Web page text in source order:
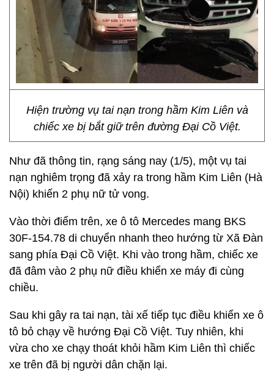
Hiện trường vụ tai nạn trong hầm Kim Liên và
chiếc xe bị bắt giữ trên đường Đại Cồ Việt.
Như đã thông tin, rạng sáng nay (1/5), một vụ tai
nạn nghiêm trọng đã xảy ra trong hầm Kim Liên (Hà
Nội) khiến 2 phụ nữ tử vong.
Vào thời điểm trên, xe ô tô Mercedes mang BKS
30F-154.78 di chuyển nhanh theo hướng từ Xã Đàn
sang phía Đại Cồ Việt. Khi vào trong hầm, chiếc xe
đã đâm vào 2 phụ nữ điều khiển xe máy đi cùng
chiều.
Sau khi gây ra tai nạn, tài xế tiếp tục điều khiển xe ô
tô bỏ chạy về hướng Đại Cồ Việt. Tuy nhiên, khi
vừa cho xe chạy thoát khỏi hầm Kim Liên thì chiếc
xe trên đã bị người dân chặn lại.